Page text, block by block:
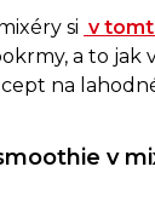
si v
a to
na
v